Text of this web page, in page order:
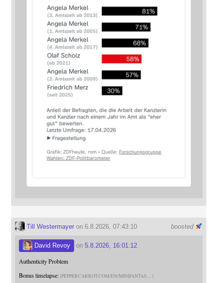
boosted
Till Westermayeron 6.8.2026, 07:43:10
David Revoy on 5.8.2026, 16:01:12
Authenticity Problem
Bonus timelapse: PEPPERCARROT.COM/EN/MINIFANTAS